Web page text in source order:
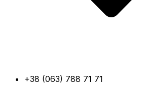
+38 (063) 788 71 71